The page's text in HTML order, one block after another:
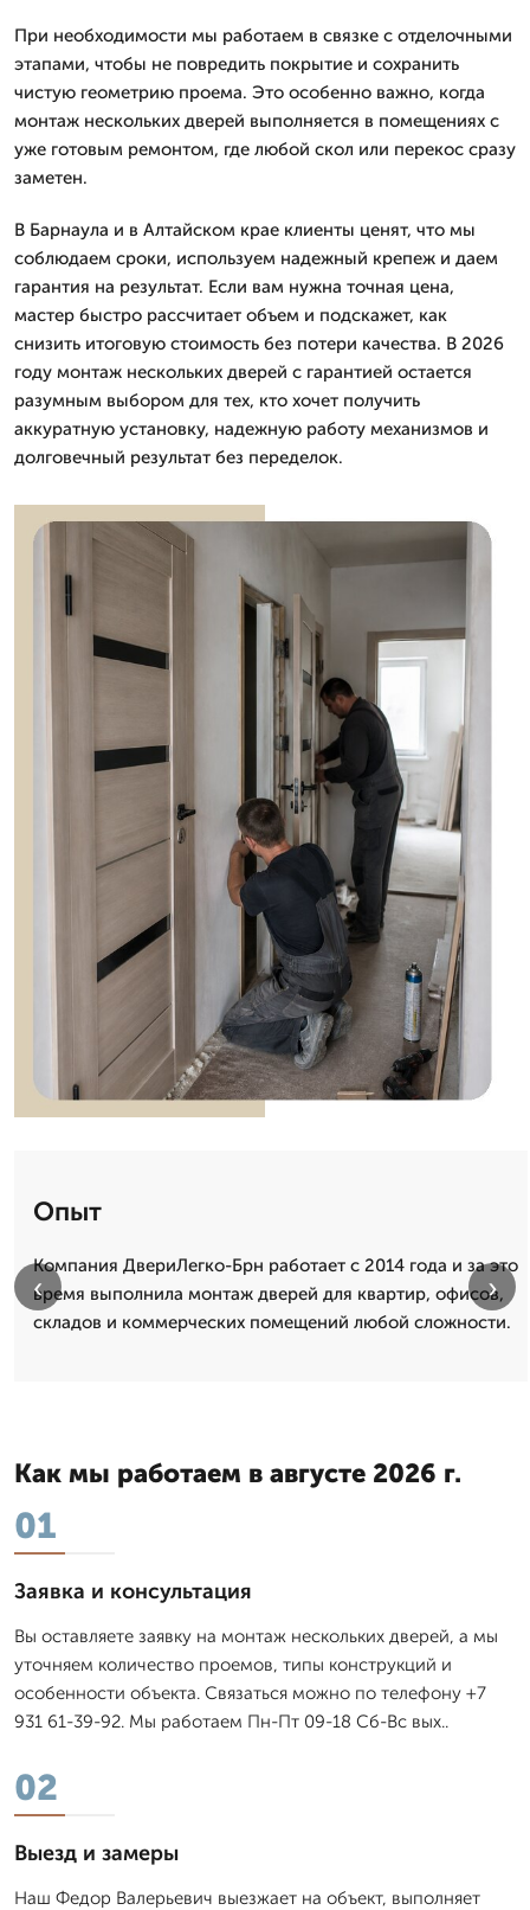
При необходимости мы работаем в связке с отделочными
этапами, чтобы не повредить покрытие и сохранить
чистую геометрию проема. Это особенно важно, когда
монтаж нескольких дверей выполняется в помещениях с
уже готовым ремонтом, где любой скол или перекос сразу
заметен.
В Барнаула и в Алтайском крае клиенты ценят, что мы
соблюдаем сроки, используем надежный крепеж и даем
гарантия на результат. Если вам нужна точная цена,
мастер быстро рассчитает объем и подскажет, как
снизить итоговую стоимость без потери качества. В 2026
году монтаж нескольких дверей с гарантией остается
разумным выбором для тех, кто хочет получить
аккуратную установку, надежную работу механизмов и
долговечный результат без переделок.
Опыт
Компания ДвериЛегко-Брн работает с 2014 года и за это
время выполнила монтаж дверей для квартир, офисов,
складов и коммерческих помещений любой сложности.
‹ ›
Как мы работаем в августе 2026 г.
01
Заявка и консультация
Вы оставляете заявку на монтаж нескольких дверей, а мы
уточняем количество проемов, типы конструкций и
особенности объекта. Связаться можно по телефону +7
931 61-39-92. Мы работаем Пн-Пт 09-18 Сб-Вс вых..
02
Выезд и замеры
Наш Федор Валерьевич выезжает на объект, выполняет